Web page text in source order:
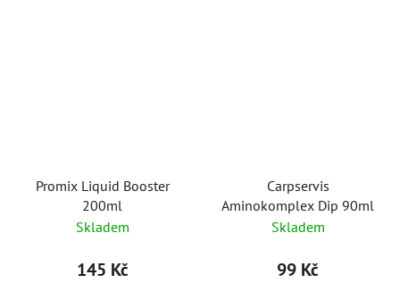
Promix Liquid Booster
200ml
Skladem
145 Kč
Carpservis
Aminokomplex Dip 90ml
Skladem
99 Kč